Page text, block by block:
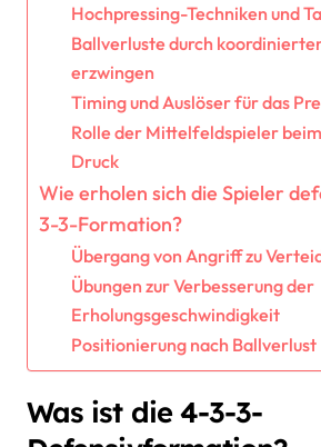
Hochpressing-Techniken und
Ballverluste durch
erzwingen
Timing und Auslöser für das
Rolle der Mittelfeldspieler
Druck
Wie erholen sich die Spieler
3-3-Formation?
Übergang von Angriff zu
Übungen zur Verbesserung der
Erholungsgeschwindigkeit
Positionierung nach Ballverlust
Was ist die 4-3-3-